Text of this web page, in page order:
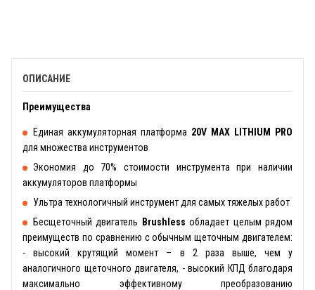
ОПИСАНИЕ
Преимущества
Единая аккумуляторная платформа 20V MAX LITHIUM PRO
для множества инструментов
Экономия до 70% стоимости инструмента при наличии
аккумуляторов платформы
Ультра технологичный инструмент для самых тяжелых работ
Бесщеточный двигатель
Brushless обладает целым рядом
преимуществ по сравнению с обычным щеточным двигателем:
- высокий крутящий момент – в 2 раза выше, чем у
аналогичного щеточного двигателя, - высокий КПД благодаря
максимально эффективному преобразованию